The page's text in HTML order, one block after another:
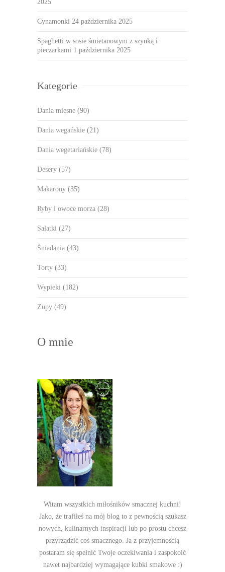
2025
Cynamonki 24 października 2025
Spaghetti w sosie śmietanowym z szynką i
pieczarkami 1 października 2025
Kategorie
Dania mięsne (90)
Dania wegańskie (21)
Dania wegetariańskie (78)
Desery (57)
Makarony (35)
Ryby i owoce morza (28)
Sałatki (27)
Śniadania (43)
Torty (33)
Wypieki (182)
Zupy (49)
O mnie
Witam wszystkich miłośników smacznej kuchni!
Jako, że trafiłeś na mój blog to z pewnością szukasz
nowych, kulinarnych inspiracji lub po prostu chcesz
przyrządzić coś smacznego. Ja z przyjemnością
postaram się spełnić Twoje oczekiwania i zaspokoić
nawet najbardziej wymagające kubki smakowe :)